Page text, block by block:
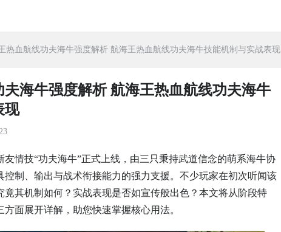
热血航线功夫海牛强度解析 航海王热血航线功夫海牛技能机制与实战表现
海牛强度解析 航海王热血航线功夫海牛
现
友情技“功夫海牛”正式上线，由三只秉持武道信念的萌系海牛协
控制、输出与战术衔接能力的强力支援。不少玩家在初次听闻该
竟其机制如何？实战表现是否如宣传般出色？本文将从阶段特
面展开详解，助您快速掌握核心用法。